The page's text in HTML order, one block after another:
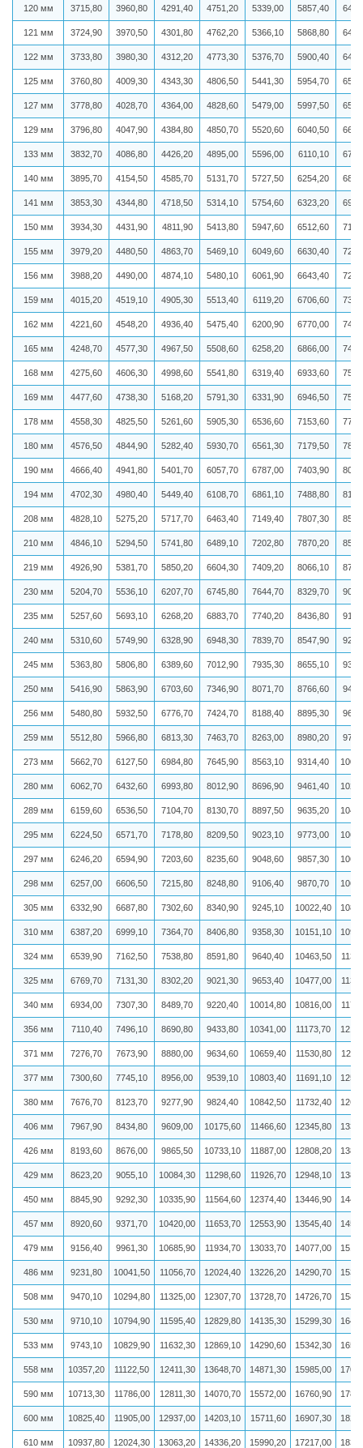
120 мм 3715,80 3960,80 4291,40 4751,20 5339,00 5857,40
121 мм 3724,90 3970,50 4301,80 4762,20 5366,10 5868,80
122 мм 3733,80 3980,30 4312,20 4773,30 5376,70 5900,40
125 мм 3760,80 4009,30 4343,30 4806,50 5441,30 5954,70
127 мм 3778,80 4028,70 4364,00 4828,60 5479,00 5997,50
129 мм 3796,80 4047,90 4384,80 4850,70 5520,60 6040,50
133 мм 3832,70 4086,80 4426,20 4895,00 5596,00 6110,10
140 мм 3895,70 4154,50 4585,70 5131,70 5727,50 6254,20
141 мм 3853,30 4344,80 4718,50 5314,10 5754,60 6323,20
150 мм 3934,30 4431,90 4811,90 5413,80 5947,60 6512,60
155 мм 3979,20 4480,50 4863,70 5469,10 6049,60 6630,40
156 мм 3988,20 4490,00 4874,10 5480,10 6061,90 6643,40
159 мм 4015,20 4519,10 4905,30 5513,40 6119,20 6706,60
162 мм 4221,60 4548,20 4936,40 5475,40 6200,90 6770,00
165 мм 4248,70 4577,30 4967,50 5508,60 6258,20 6866,00
168 мм 4275,60 4606,30 4998,60 5541,80 6319,40 6933,60
169 мм 4477,60 4738,30 5168,20 5791,30 6331,90 6946,50
178 мм 4558,30 4825,50 5261,60 5905,30 6536,60 7153,60
180 мм 4576,50 4844,90 5282,40 5930,70 6561,30 7179,50
190 мм 4666,40 4941,80 5401,70 6057,70 6787,00 7403,90
194 мм 4702,30 4980,40 5449,40 6108,70 6861,10 7488,80
208 мм 4828,10 5275,20 5717,70 6463,40 7149,40 7807,30
210 мм 4846,10 5294,50 5741,80 6489,10 7202,80 7870,20
219 мм 4926,90 5381,70 5850,20 6604,30 7409,20 8066,10
230 мм 5204,70 5536,10 6207,70 6745,80 7644,70 8329,70
235 мм 5257,60 5693,10 6268,20 6883,70 7740,20 8436,80
240 мм 5310,60 5749,90 6328,90 6948,30 7839,70 8547,90
245 мм 5363,80 5806,80 6389,60 7012,90 7935,30 8655,10
250 мм 5416,90 5863,90 6703,60 7346,90 8071,70 8766,60
256 мм 5480,80 5932,50 6776,70 7424,70 8188,40 8895,30
259 мм 5512,80 5966,80 6813,30 7463,70 8263,00 8980,20
273 мм 5662,70 6127,50 6984,80 7645,90 8563,10 9314,40
280 мм 6062,70 6432,60 6993,80 8012,90 8696,90 9461,40
289 мм 6159,60 6536,50 7104,70 8130,70 8897,50 9635,20
295 мм 6224,50 6571,70 7178,80 8209,50 9023,10 9773,00
297 мм 6246,20 6594,90 7203,60 8235,60 9048,60 9857,30
298 мм 6257,00 6606,50 7215,80 8248,80 9106,40 9870,70
305 мм 6332,90 6687,80 7302,60 8340,90 9245,10 10022,40
310 мм 6387,20 6999,10 7364,70 8406,80 9358,30 10151,10
324 мм 6539,90 7162,50 7538,80 8591,80 9640,40 10463,50
325 мм 6769,70 7131,30 8302,20 9021,30 9653,40 10477,00
340 мм 6934,00 7307,30 8489,70 9220,40 10014,80 10816,00
356 мм 7110,40 7496,10 8690,80 9433,80 10341,00 11173,70
371 мм 7276,70 7673,90 8880,00 9634,60 10659,40 11530,80
377 мм 7300,60 7745,10 8956,00 9539,10 10803,40 11691,10
380 мм 7676,70 8123,70 9277,90 9824,40 10842,50 11732,40
406 мм 7967,90 8434,80 9609,00 10175,60 11466,60 12345,80
426 мм 8193,60 8676,00 9865,50 10733,10 11887,00 12808,20
429 мм 8623,20 9055,10 10084,30 11298,60 11926,70 12948,10
450 мм 8845,90 9292,30 10335,90 11564,60 12374,40 13446,90
457 мм 8920,60 9371,70 10420,00 11653,70 12553,90 13545,40
479 мм 9156,40 9961,30 10685,90 11934,70 13033,70 14077,00
486 мм 9231,80 10041,50 11056,70 12024,40 13226,20 14290,70
508 мм 9470,10 10294,80 11325,00 12307,70 13728,70 14726,70
530 мм 9710,10 10794,90 11595,40 12829,80 14135,30 15299,30
533 мм 9743,10 10829,90 11632,30 12869,10 14290,60 15342,30
558 мм 10357,20 11122,50 12411,30 13648,70 14871,30 15985,00
590 мм 10713,30 11786,00 12811,30 14070,70 15572,00 16760,90
600 мм 10825,40 11905,00 12937,00 14203,10 15711,60 16907,30
610 мм 10937,80 12024,30 13063,20 14336,20 15990,20 17217,00